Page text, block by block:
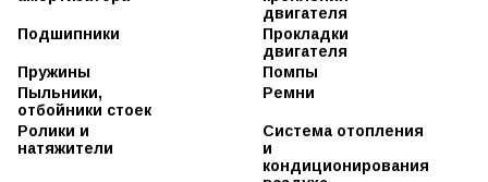
Дворники
силиконовые
Дворники
универсальные
Ленты
стеклоочистителя
и переходники
тормозного
суппорта
Ремкомплект
тормозного
суппорта
Ремкомплект
тормозного
суппорта с
Корейские
модели
Хомуты
Шплинты
двигателя
Подшипники
Прокладки
двигателя
Прокладки
головки блока
крышки
клапанов
Пружины
Помпы
Пыльники,
отбойники стоек
Отбойники
стоек
Ремни
клиновидные
Ремни
ручейковые
Ролики и
натяжители
Система отопления
и
кондиционирования